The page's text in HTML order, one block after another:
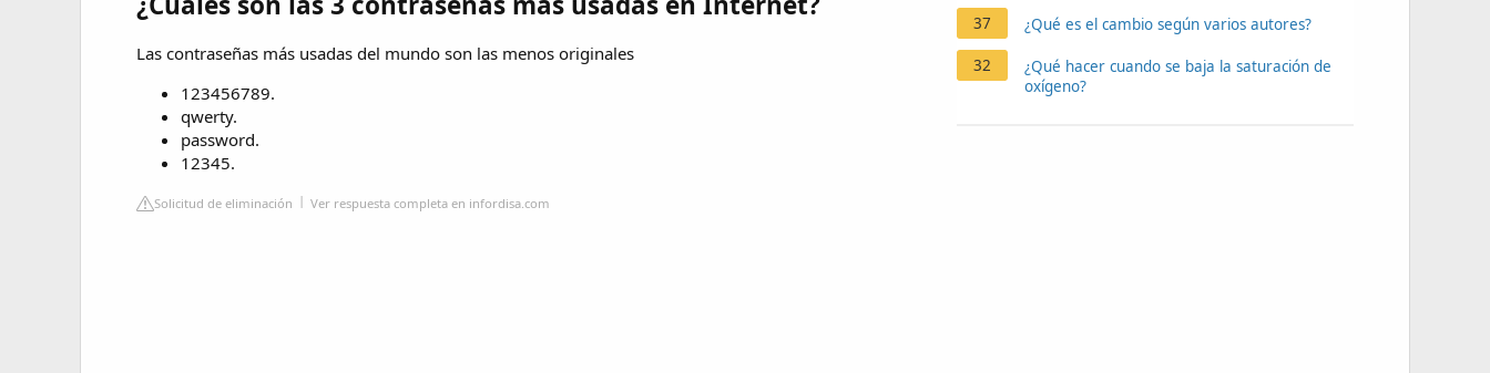
Las contraseñas más usadas del mundo son las menos originales
123456789.
qwerty.
password.
12345.
Solicitud de eliminación Ver respuesta completa en infordisa.com
37
¿Qué es el cambio según varios autores?
32
¿Qué hacer cuando se baja la saturación de
oxígeno?